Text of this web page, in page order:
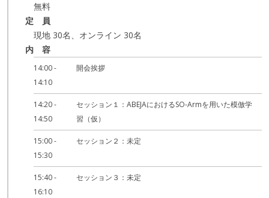
無料
定 員
現地 30名、オンライン 30名
内 容
14:00 -
14:10
開会挨拶
14:20 -
14:50
セッション１：ABEJAにおけるSO-Armを用いた模倣学
習（仮）
15:00 -
15:30
セッション２：未定
15:40 -
16:10
セッション３：未定